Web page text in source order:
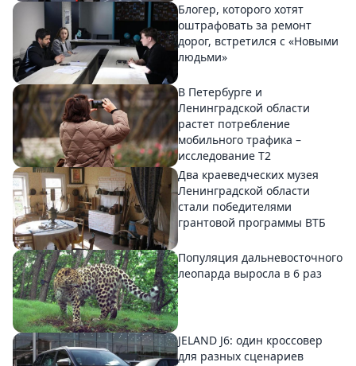
Блогер, которого хотят
оштрафовать за ремонт
дорог, встретился с «Новыми
людьми»
В Петербурге и
Ленинградской области
растет потребление
мобильного трафика –
исследование T2
Два краеведческих музея
Ленинградской области
стали победителями
грантовой программы ВТБ
Популяция дальневосточного
леопарда выросла в 6 раз
JELAND J6: один кроссовер
для разных сценариев